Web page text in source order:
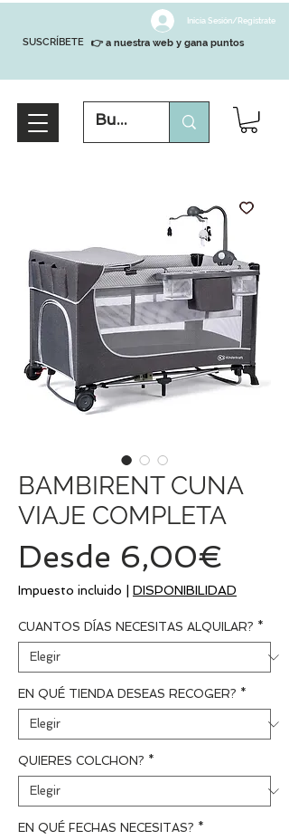
SUSCRÍBETE
Inicia Sesión/Regístrate
👉 a nuestra web y gana puntos
BAMBIRENT CUNA
VIAJE COMPLETA
Desde 6,00€
de
Impuesto incluido DISPONIBILIDAD
CUANTOS DÍAS NECESITAS ALQUILAR? *
EN QUÉ TIENDA DESEAS RECOGER? *
QUIERES COLCHON? *
EN QUÉ FECHAS NECESITAS? *